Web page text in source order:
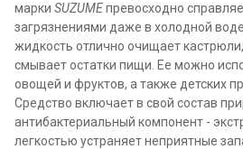
марки SUZUMEпревосходно
загрязнениями даже в холодной
жидкость отлично очищает
смывает остатки пищи. Ее можно
овощей и фруктов, а также детских
Средство включает в свой состав
антибактериальный компонент -
легкостью устраняет неприятные